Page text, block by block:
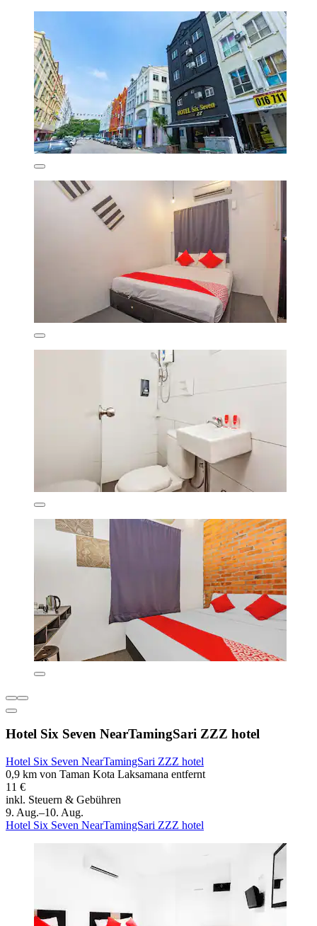
Hotel Six Seven NearTamingSari ZZZ hotel
Hotel Six Seven NearTamingSari ZZZ hotel
0,9 km von Taman Kota Laksamana entfernt
11 €
inkl. Steuern & Gebühren
9. Aug.–10. Aug.
Hotel Six Seven NearTamingSari ZZZ hotel